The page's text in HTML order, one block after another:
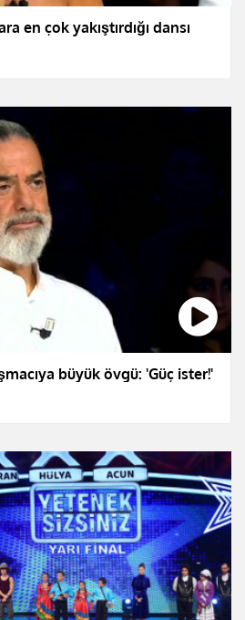
en çok yakıştırdığı dansı
büyük övgü: 'Güç ister!'